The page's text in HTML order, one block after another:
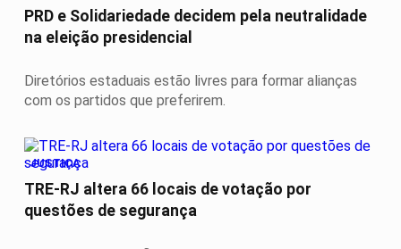
PRD e Solidariedade decidem pela neutralidade
na eleição presidencial
Diretórios estaduais estão livres para formar alianças
com os partidos que preferirem.
JUSTIÇA
TRE-RJ altera 66 locais de votação por
questões de segurança